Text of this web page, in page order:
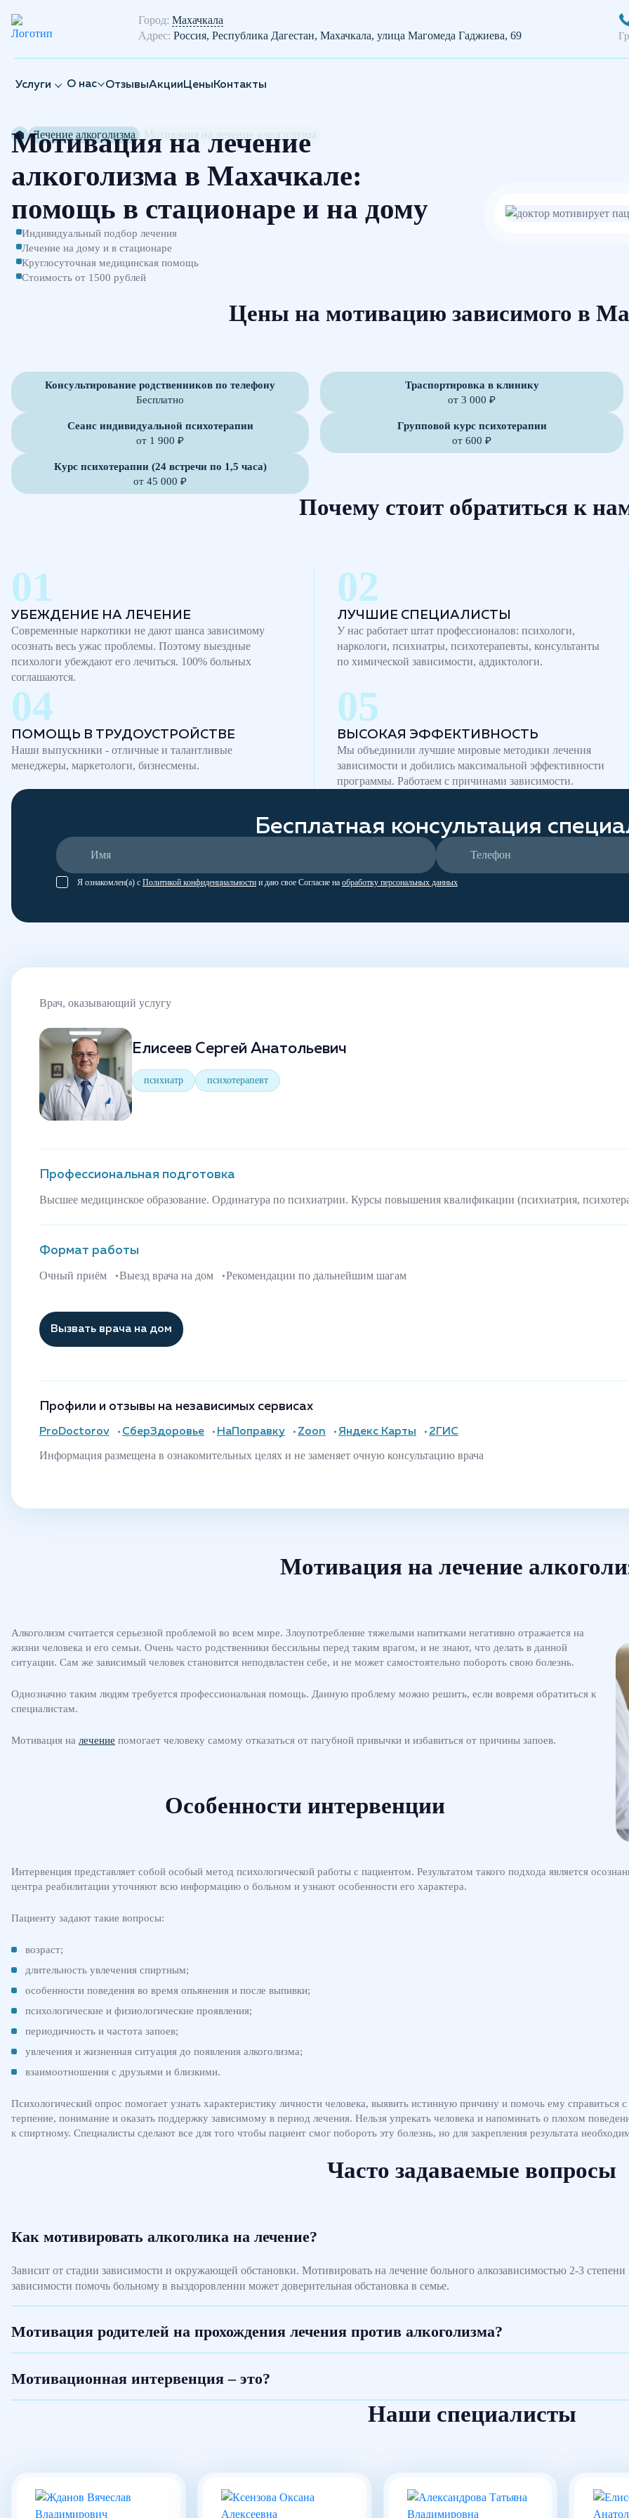
Город: Махачкала
Адрес: Россия, Республика Дагестан, Махачкала, улица Магомеда Гаджиева, 69
Услуги О нас ОтзывыАкцииЦеныКонтакты
Лечение алкоголизма
Мотивация на лечение
алкоголизма в Махачкале:
помощь в стационаре и на дому
Индивидуальный подбор лечения
Лечение на дому и в стационаре
Круглосуточная медицинская помощь
Стоимость от 1500 рублей
Цены на мотивацию зависимого в
Консультирование родственников по телефону
Бесплатно
Траспортировка в клинику
от 3 000 ₽
Сеанс индивидуальной психотерапии
от 1 900 ₽
Групповой курс психотерапии
от 600 ₽
Курс психотерапии (24 встречи по 1,5 часа)
от 45 000 ₽
Почему стоит обратиться к
УБЕЖДЕНИЕ НА ЛЕЧЕНИЕ
Современные наркотики не дают шанса зависимому
осознать весь ужас проблемы. Поэтому выездные
психологи убеждают его лечиться. 100% больных
соглашаются.
ЛУЧШИЕ СПЕЦИАЛИСТЫ
У нас работает штат профессионалов: психологи,
наркологи, психиатры, психотерапевты, консультанты
по химической зависимости, аддиктологи.
ПОМОЩЬ В ТРУДОУСТРОЙСТВЕ
Наши выпускники - отличные и талантливые
менеджеры, маркетологи, бизнесмены.
ВЫСОКАЯ ЭФФЕКТИВНОСТЬ
Мы объединили лучшие мировые методики лечения
зависимости и добились максимальной эффективности
программы. Работаем с причинами зависимости.
Бесплатная консультация
Я ознакомлен(а) с Политикой конфиденциальности и даю свое Согласие на обработку персональных данных
Врач, оказывающий услугу
Елисеев Сергей Анатольевич
психиатр психотерапевт
Профессиональная подготовка
Высшее медицинское образование. Ординатура по психиатрии. Курсы повышения квалификации (психиатрия,
Формат работы
Очный приём Выезд врача на дом Рекомендации по дальнейшим шагам
Вызвать врача на дом
Профили и отзывы на независимых сервисах
ProDoctorov СберЗдоровье НаПоправку Zoon Яндекс Карты 2ГИС
Информация размещена в ознакомительных целях и не заменяет очную консультацию врача
Мотивация на лечение
Алкоголизм считается серьезной проблемой во всем мире. Злоупотребление тяжелыми напитками негативно отражается на
жизни человека и его семьи. Очень часто родственники бессильны перед таким врагом, и не знают, что делать в данной
ситуации. Сам же зависимый человек становится неподвластен себе, и не может самостоятельно побороть свою болезнь.
Однозначно таким людям требуется профессиональная помощь. Данную проблему можно решить, если вовремя обратиться к
специалистам.
Мотивация на лечение помогает человеку самому отказаться от пагубной привычки и избавиться от причины запоев.
Особенности интервенции
Интервенция представляет собой особый метод психологической работы с пациентом. Результатом такого подхода является
центра реабилитации уточняют всю информацию о больном и узнают особенности его характера.
Пациенту задают такие вопросы:
возраст;
длительность увлечения спиртным;
особенности поведения во время опьянения и после выпивки;
психологические и физиологические проявления;
периодичность и частота запоев;
увлечения и жизненная ситуация до появления алкоголизма;
взаимоотношения с друзьями и близкими.
Психологический опрос помогает узнать характеристику личности человека, выявить истинную причину и помочь ему
терпение, понимание и оказать поддержку зависимому в период лечения. Нельзя упрекать человека и напоминать о плохом
к спиртному. Специалисты сделают все для того чтобы пациент смог побороть эту болезнь, но для закрепления результата
Часто задаваемые вопросы
Как мотивировать алкоголика на лечение?
Зависит от стадии зависимости и окружающей обстановки. Мотивировать на лечение больного алкозависимостью 2-3
зависимости помочь больному в выздоровлении может доверительная обстановка в семье.
Мотивация родителей на прохождения лечения против алкоголизма?
Мотивационная интервенция – это?
Наши специалисты